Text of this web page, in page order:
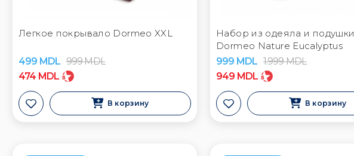
Легкое покрывало Dormeo XXL
499 MDL 999MDL
474 MDL
В корзину
Набор из одеяла и подушки
Dormeo Nature Eucalyptus
999 MDL 1.999MDL
949 MDL
В корзину